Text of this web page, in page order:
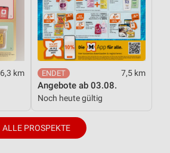
6,3 km 7,5 km
Angebote ab 03.08.
Noch heute gültig
ALLE PROSPEKTE